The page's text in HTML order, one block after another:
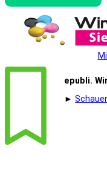
epubli.
►